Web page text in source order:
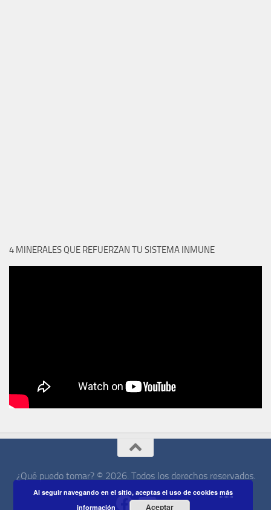
4 MINERALES QUE REFUERZAN TU SISTEMA INMUNE
¿Qué puedo tomar? © 2026. Todos los derechos reservados.
Al seguir navegando en el sitio, aceptas el uso de cookiesmás
información
Aceptar